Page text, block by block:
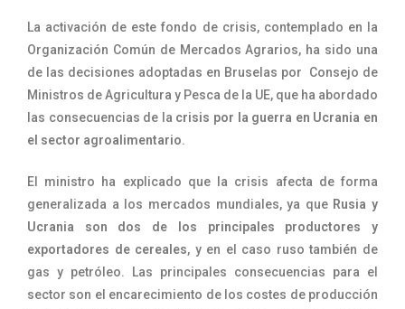
La activación de este fondo de crisis, contemplado en la
Organización Común de Mercados Agrarios, ha sido una
de las decisiones adoptadas en Bruselas por Consejo de
Ministros de Agricultura y Pesca de la UE, que ha abordado
las consecuencias de la crisis por la guerra en Ucrania en
el sector agroalimentario.
El ministro ha explicado que la crisis afecta de forma
generalizada a los mercados mundiales, ya que Rusia y
Ucrania son dos de los principales productores y
exportadores de cereales, y en el caso ruso también de
gas y petróleo. Las principales consecuencias para el
sector son el encarecimiento de los costes de producción